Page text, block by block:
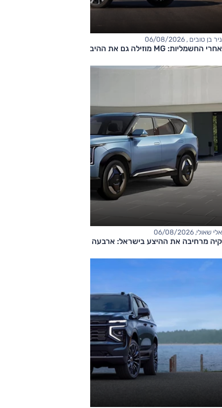
ניר בן טובים , 06/08/2026
אחרי החשמליות: MG מוזילה גם את ההיברידיות
אלי שאולי, 06/08/2026
קיה מרחיבה את ההיצע בישראל: ארבעה דגמים חדשים בדרך